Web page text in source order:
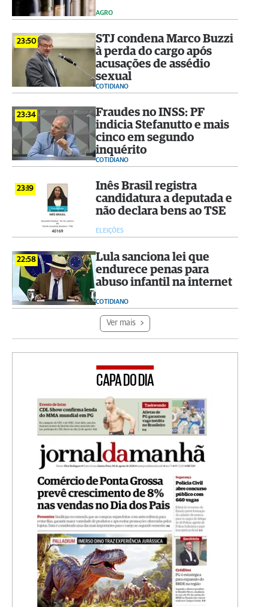
AGRO
23:50
STJ condena Marco Buzzi
à perda do cargo após
acusações de assédio
sexual
COTIDIANO
23:34
Fraudes no INSS: PF
indicia Stefanutto e mais
cinco em segundo
inquérito
COTIDIANO
23:19
Inês Brasil registra
candidatura a deputada e
não declara bens ao TSE
ELEIÇÕES
22:58
Lula sanciona lei que
endurece penas para
abuso infantil na internet
COTIDIANO
Ver mais
CAPA DO DIA